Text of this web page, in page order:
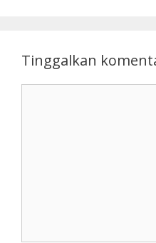
Tinggalkan